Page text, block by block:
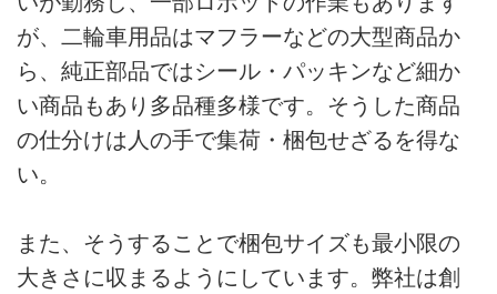
が、二輪車用品はマフラーなどの大型商品か
ら、純正部品ではシール・パッキンなど細か
い商品もあり多品種多様です。そうした商品
の仕分けは人の手で集荷・梱包せざるを得な
い。
また、そうすることで梱包サイズも最小限の
大きさに収まるようにしています。弊社は創